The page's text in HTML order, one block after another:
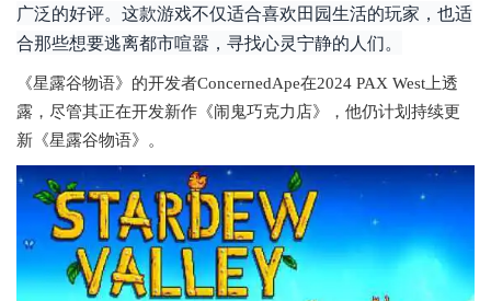
广泛的好评。这款游戏不仅适合喜欢田园生活的玩家，也适
合那些想要逃离都市喧嚣，寻找心灵宁静的人们。
《星露谷物语》的开发者ConcernedApe在2024 PAX West上透
露，尽管其正在开发新作《闹鬼巧克力店》，他仍计划持续更
新《星露谷物语》。